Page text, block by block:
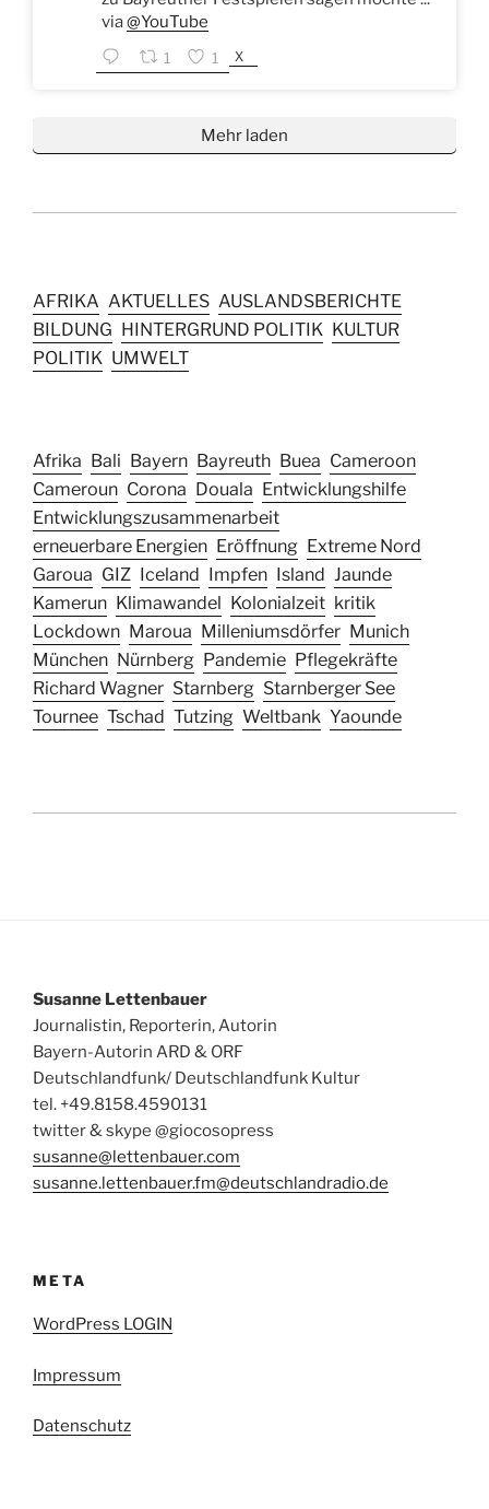
via@YouTube
1 1 X
Mehr laden
AFRIKA AKTUELLES AUSLANDSBERICHTE
BILDUNG HINTERGRUND POLITIK KULTUR
POLITIK UMWELT
Afrika Bali Bayern Bayreuth Buea Cameroon
Cameroun Corona Douala Entwicklungshilfe
Entwicklungszusammenarbeit
erneuerbare Energien Eröffnung Extreme Nord
Garoua GIZ Iceland Impfen Island Jaunde
Kamerun Klimawandel Kolonialzeit kritik
Lockdown Maroua Milleniumsdörfer Munich
München Nürnberg Pandemie Pflegekräfte
Richard Wagner Starnberg Starnberger See
Tournee Tschad Tutzing Weltbank Yaounde
Susanne Lettenbauer
Journalistin, Reporterin, Autorin
Bayern-Autorin ARD & ORF
Deutschlandfunk/ Deutschlandfunk Kultur
tel. +49.8158.4590131
twitter & skype @giocosopress
susanne@lettenbauer.com
susanne.lettenbauer.fm@deutschlandradio.de
META
WordPress LOGIN
Impressum
Datenschutz